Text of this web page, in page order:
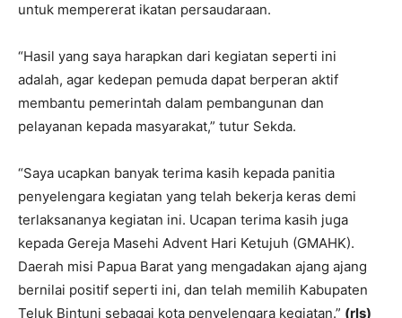
untuk mempererat ikatan persaudaraan.
“Hasil yang saya harapkan dari kegiatan seperti ini
adalah, agar kedepan pemuda dapat berperan aktif
membantu pemerintah dalam pembangunan dan
pelayanan kepada masyarakat,” tutur Sekda.
“Saya ucapkan banyak terima kasih kepada panitia
penyelengara kegiatan yang telah bekerja keras demi
terlaksananya kegiatan ini. Ucapan terima kasih juga
kepada Gereja Masehi Advent Hari Ketujuh (GMAHK).
Daerah misi Papua Barat yang mengadakan ajang ajang
bernilai positif seperti ini, dan telah memilih Kabupaten
Teluk Bintuni sebagai kota penyelengara kegiatan.” (rls)